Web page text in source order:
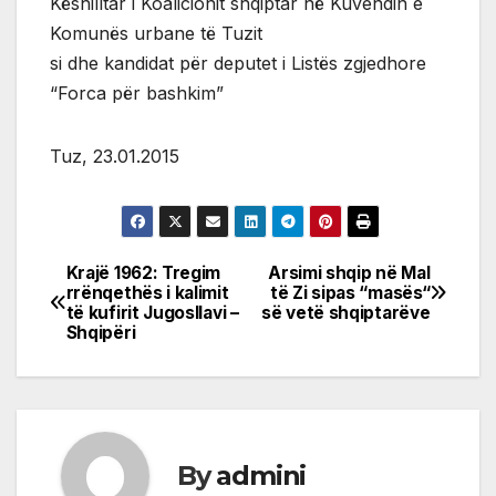
Komunës urbane të Tuzit
si dhe kandidat për deputet i Listës zgjedhore
“Forca për bashkim”
Tuz, 23.01.2015
Post
navigation
Arsimi shqip në Mal
të Zi sipas “masës“
së vetë shqiptarëve
Krajë 1962: Tregim
rrënqethës i kalimit
të kufirit Jugosllavi –
Shqipëri
Byadmini